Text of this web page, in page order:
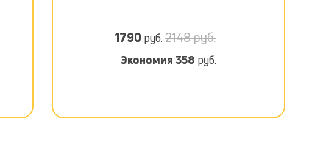
1790 руб.2148 руб.
Экономия 358 руб.